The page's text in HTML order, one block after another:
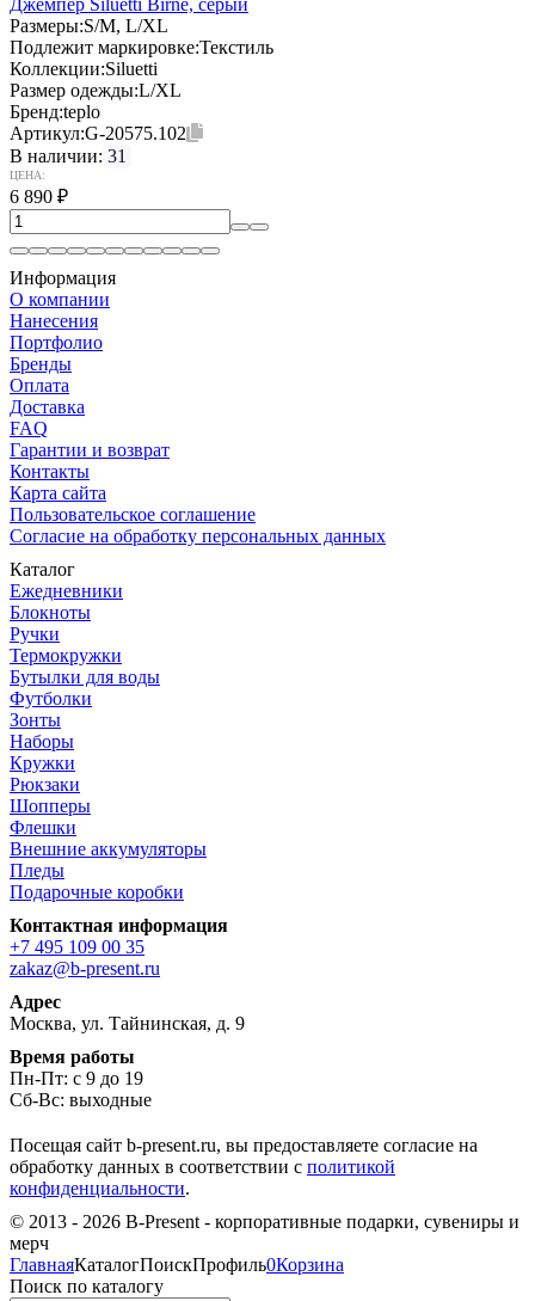
Размеры:S/M, L/XL
Подлежит маркировке:Текстиль
Коллекции:Siluetti
Размер одежды:L/XL
Бренд:teplo
Артикул:G-20575.102
В наличии: 31
ЦЕНА:
6 890 ₽
Информация
О компании
Нанесения
Портфолио
Бренды
Оплата
Доставка
FAQ
Гарантии и возврат
Контакты
Карта сайта
Пользовательское соглашение
Согласие на обработку персональных данных
Каталог
Ежедневники
Блокноты
Ручки
Термокружки
Бутылки для воды
Футболки
Зонты
Наборы
Кружки
Рюкзаки
Шопперы
Флешки
Внешние аккумуляторы
Пледы
Подарочные коробки
Контактная информация
+7 495 109 00 35
zakaz@b-present.ru
Адрес
Москва, ул. Тайнинская, д. 9
Время работы
Пн-Пт: с 9 до 19
Сб-Вс: выходные
Посещая сайт b-present.ru, вы предоставляете согласие на
обработку данных в соответствии с политикой
конфиденциальности.
© 2013 - 2026 B-Present - корпоративные подарки, сувениры и
мерч
ГлавнаяКаталогПоискПрофиль0Корзина
Поиск по каталогу